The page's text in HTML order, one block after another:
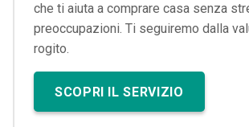
che ti aiuta a comprare casa senza
preoccupazioni. Ti seguiremo dalla
rogito.
SCOPRI IL SERVIZIO